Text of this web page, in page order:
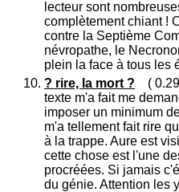
lecteur sont
complètement chiant !
contre la Septième
névropathe, le
plein la face à tous les
? rire, la mort ? (
texte m'a fait me
imposer un minimum
m'a tellement fait rire
à la trappe. Aure est
cette chose est l'une
procréées. Si jamais
du génie. Attention les